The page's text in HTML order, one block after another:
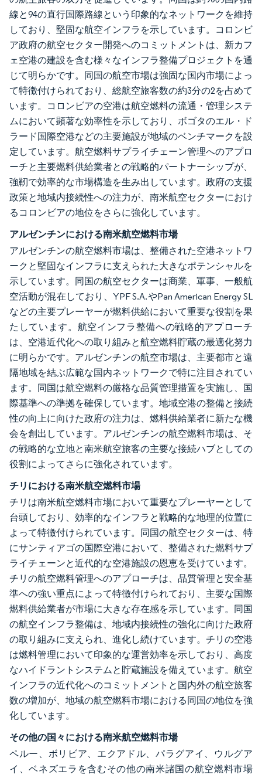
線と94の直行国際路線という印象的なネットワークを維持
しており、堅固な航空インフラを示しています。コロンビ
ア政府の航空セクター開発へのコミットメントは、新カフ
ェ空港の建設を含む様々なインフラ整備プロジェクトを通
じて明らかです。同国の航空市場は強固な国内市場によっ
て特徴付けられており、総航空旅客数の約3分の2を占めて
います。コロンビアの空港は航空燃料の流通・管理システ
ムにおいて顕著な効率性を示しており、ボゴタのエル・ド
ラード国際空港などの主要施設が地域のベンチマークを設
定しています。航空燃料サプライチェーン管理へのアプロ
ーチと主要燃料供給業者との戦略的パートナーシップが、
強靭で効率的な市場構造を生み出しています。政府の支援
政策と地域内接続性への注力が、南米航空セクターにおけ
るコロンビアの地位をさらに強化しています。
アルゼンチンにおける南米航空燃料市場
アルゼンチンの航空燃料市場は、整備された空港ネットワ
ークと堅固なインフラに支えられた大きなポテンシャルを
示しています。同国の航空セクターは商業、軍事、一般航
空活動が混在しており、YPF S.A.やPan American Energy SL
などの主要プレーヤーが燃料供給において重要な役割を果
たしています。航空インフラ整備への戦略的アプローチ
は、空港近代化への取り組みと航空燃料貯蔵の最適化努力
に明らかです。アルゼンチンの航空市場は、主要都市と遠
隔地域を結ぶ広範な国内ネットワークで特に注目されてい
ます。同国は航空燃料の厳格な品質管理措置を実施し、国
際基準への準拠を確保しています。地域空港の整備と接続
性の向上に向けた政府の注力は、燃料供給業者に新たな機
会を創出しています。アルゼンチンの航空燃料市場は、そ
の戦略的な立地と南米航空旅客の主要な接続ハブとしての
役割によってさらに強化されています。
チリにおける南米航空燃料市場
チリは南米航空燃料市場において重要なプレーヤーとして
台頭しており、効率的なインフラと戦略的な地理的位置に
よって特徴付けられています。同国の航空セクターは、特
にサンティアゴの国際空港において、整備された燃料サプ
ライチェーンと近代的な空港施設の恩恵を受けています。
チリの航空燃料管理へのアプローチは、品質管理と安全基
準への強い重点によって特徴付けられており、主要な国際
燃料供給業者が市場に大きな存在感を示しています。同国
の航空インフラ整備は、地域内接続性の強化に向けた政府
の取り組みに支えられ、進化し続けています。チリの空港
は燃料管理において印象的な運営効率を示しており、高度
なハイドラントシステムと貯蔵施設を備えています。航空
インフラの近代化へのコミットメントと国内外の航空旅客
数の増加が、地域の航空燃料市場における同国の地位を強
化しています。
その他の国々における南米航空燃料市場
ペルー、ボリビア、エクアドル、パラグアイ、ウルグア
イ、ベネズエラを含むその他の南米諸国の航空燃料市場